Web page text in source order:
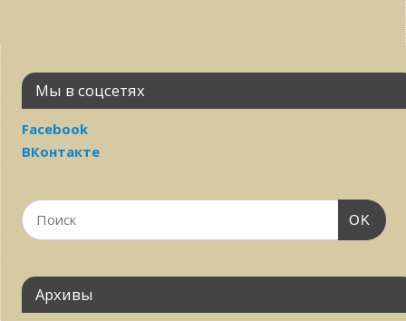
Мы в соцсетях
Facebook
ВКонтакте
OK
Архивы